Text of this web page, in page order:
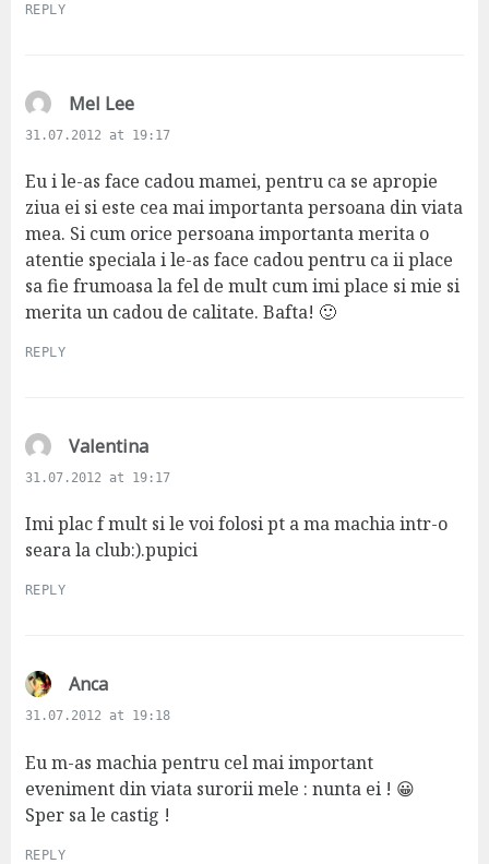
REPLY
Mel Lees
a
s
:
31.07.2012 at 19:17
Eu i le-as face cadou mamei, pentru ca se apropie
ziua ei si este cea mai importanta persoana din viata
mea. Si cum orice persoana importanta merita o
atentie speciala i le-as face cadou pentru ca ii place
sa fie frumoasa la fel de mult cum imi place si mie si
merita un cadou de calitate. Bafta! 🙂
REPLY
Valentinas
a
s
:
31.07.2012 at 19:17
Imi plac f mult si le voi folosi pt a ma machia intr-o
seara la club:).pupici
REPLY
Ancas
a
s
:
31.07.2012 at 19:18
Eu m-as machia pentru cel mai important
eveniment din viata surorii mele : nunta ei ! 😀
Sper sa le castig !
REPLY